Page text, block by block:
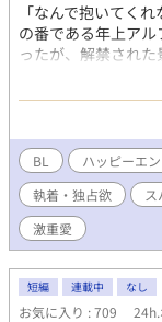
「なんで抱いてく
の番である年上ア
ったが、解禁され
「けいちゃん、俺
り前。全身の痕を
禁止。少しでも休
戦に出るも、逆に
過保護で嫉妬深く、
すぎて物理的に限
コメディ待望の続編
BL ハッピーエ
執着・独占欲
ス
激重愛
短編 連載中 なし
お気に入り : 709